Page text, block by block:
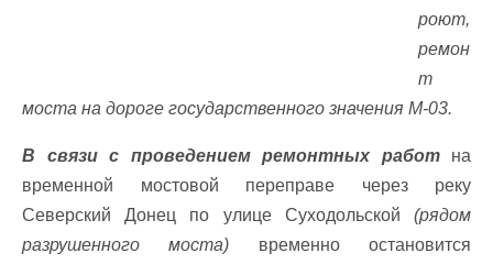
роют,
ремон
т
моста на дороге государственного значения М-03.
В связи с проведением ремонтных работна
временной мостовой переправе через реку
Северский Донец по улице Суходольской (рядом
разрушенного моста) временно остановится